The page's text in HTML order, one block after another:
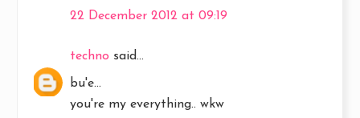
22 December 2012 at 09:19
techno said...
bu'e...
you're my everything.. wkw